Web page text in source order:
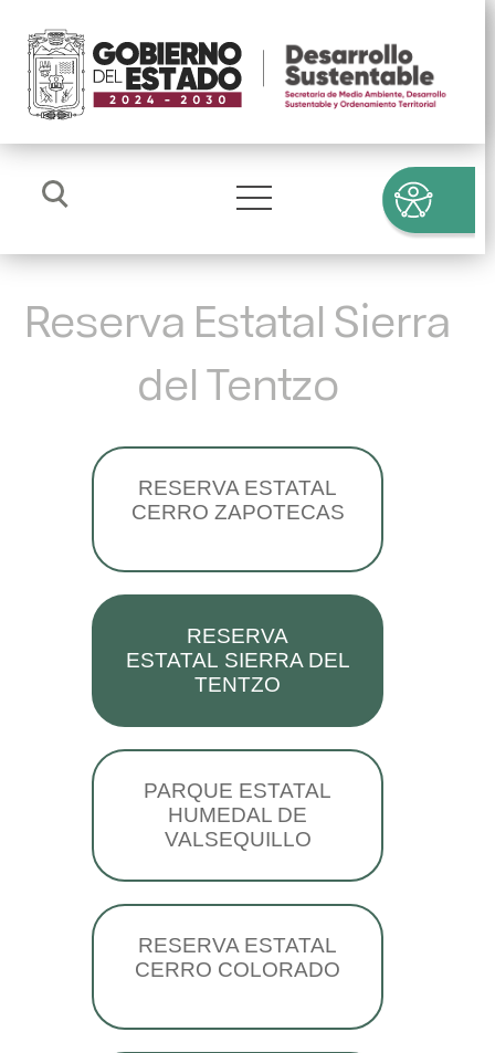
Reserva Estatal Sierra
del Tentzo
RESERVA ESTATAL
CERRO ZAPOTECAS
RESERVA
ESTATAL SIERRA DEL
TENTZO
PARQUE ESTATAL
HUMEDAL DE
VALSEQUILLO
RESERVA ESTATAL
CERRO COLORADO